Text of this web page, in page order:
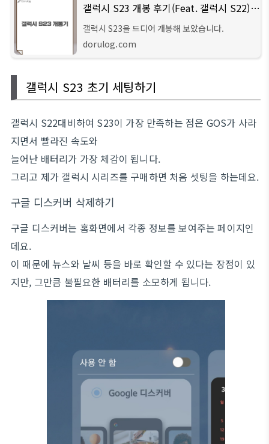
갤럭시 S23 개봉 후기(Feat. 갤럭시 S22) - Dorulog
갤럭시 S23을 드디어 개봉해 보았습니다.
dorulog.com
갤럭시 S23 초기 세팅하기
갤럭시 S22대비하여 S23이 가장 만족하는 점은 GOS가 사라
지면서 빨라진 속도와
늘어난 배터리가 가장 체감이 됩니다.
그리고 제가 갤럭시 시리즈를 구매하면 처음 셋팅을 하는데요.
구글 디스커버 삭제하기
구글 디스커버는 홈화면에서 각종 정보를 보여주는 페이지인
데요.
이 때문에 뉴스와 날씨 등을 바로 확인할 수 있다는 장점이 있
지만, 그만큼 불필요한 배터리를 소모하게 됩니다.